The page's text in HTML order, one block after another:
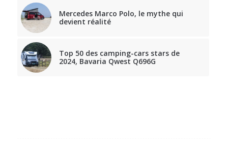
Mercedes Marco Polo, le mythe qui
devient réalité
Top 50 des camping-cars stars de
2024, Bavaria Qwest Q696G